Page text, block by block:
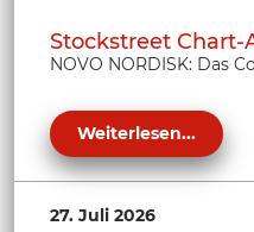
Stockstreet Chart-
NOVO NORDISK: Das
Weiterlesen...
27. Juli 2026